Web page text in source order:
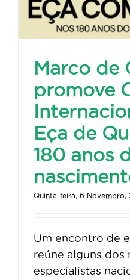
Marco de
promove
Eça de
180 anos
Quinta-feira, 6 Novembro,
Um encontro de
reúne alguns dos
especialistas